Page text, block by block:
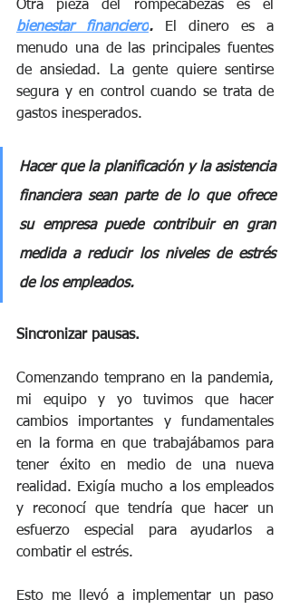
bienestar financiero. El dinero es a
menudo una de las principales fuentes
de ansiedad. La gente quiere sentirse
segura y en control cuando se trata de
gastos inesperados.
Hacer que la planificación y la asistencia
financiera sean parte de lo que ofrece
su empresa puede contribuir en gran
medida a reducir los niveles de estrés
de los empleados.
Sincronizar pausas.
Comenzando temprano en la pandemia,
mi equipo y yo tuvimos que hacer
cambios importantes y fundamentales
en la forma en que trabajábamos para
tener éxito en medio de una nueva
realidad. Exigía mucho a los empleados
y reconocí que tendría que hacer un
esfuerzo especial para ayudarlos a
combatir el estrés.
Esto me llevó a implementar un paso